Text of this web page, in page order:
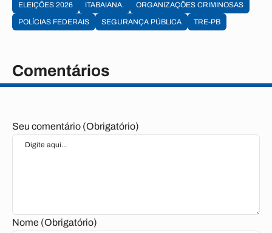
ELEIÇÕES 2026 ITABAIANA.
ORGANIZAÇÕES CRIMINOSAS
POLÍCIAS FEDERAIS
SEGURANÇA PÚBLICA TRE-PB
Comentários
Seu comentário (Obrigatório)
Nome (Obrigatório)